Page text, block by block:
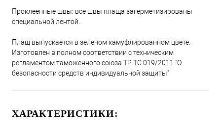
Проклеенные швы: все швы плаща загерметизированы
специальной лентой.
Плащ выпускается в зеленом камуфлированном цвете.
Изготовлен в полном соответствии с техническим
регламентом таможенного союза ТР ТС 019/2011 "О
безопасности средств индивидуальной защиты"
ХАРАКТЕРИСТИКИ: